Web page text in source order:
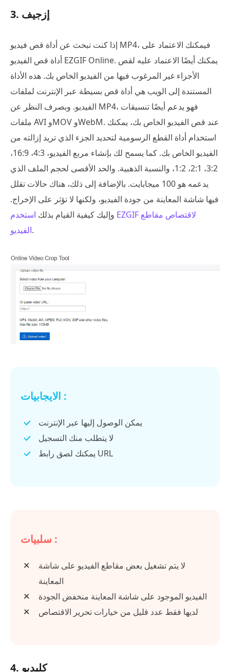
3. إزجيف
إذا كنت تبحث عن أداة قص فيديو MP4، فيمكنك الاعتماد على
أداة قص الفيديو EZGIF Online. يمكنك أيضًا الاعتماد عليه لقص
الأجزاء غير المرغوب فيها من الفيديو الخاص بك. هذه الأداة
المستندة إلى الويب هي أداة قص بسيطة عبر الإنترنت لملفات
الفيديو. وبصرف النظر عن MP4، فهو يدعم أيضًا تنسيقات
ملفات AVI وMOV وWebM. عند قص الفيديو الخاص بك، يمكنك
استخدام أداة القطع الرسومية لتحديد الجزء الذي تريد إزالته من
الفيديو الخاص بك. كما يسمح لك بإنشاء مربع الفيديو، 4:3، 16:9،
3:2، 2:1، 1:2، والنسبة الذهبية. والحد الأقصى لحجم الملف الذي
يدعمه هو 100 ميجابايت. بالإضافة إلى ذلك، هناك حالات تقلل
فيها شاشة المعاينة من جودة الفيديو، ولكنها لا تؤثر على الإخراج.
وإليك كيفية القيام بذلك استخدم EZGIF لاقتصاص مقاطع
الفيديو.
الايجابيات :
يمكن الوصول إليها عبر الإنترنت
لا يتطلب منك التسجيل
يمكنك لصق رابط URL
سلبيات :
لا يتم تشغيل بعض مقاطع الفيديو على شاشة
المعاينة
الفيديو الموجود على شاشة المعاينة منخفض الجودة
لديها فقط عدد قليل من خيارات تحرير الاقتصاص
4. كليديو